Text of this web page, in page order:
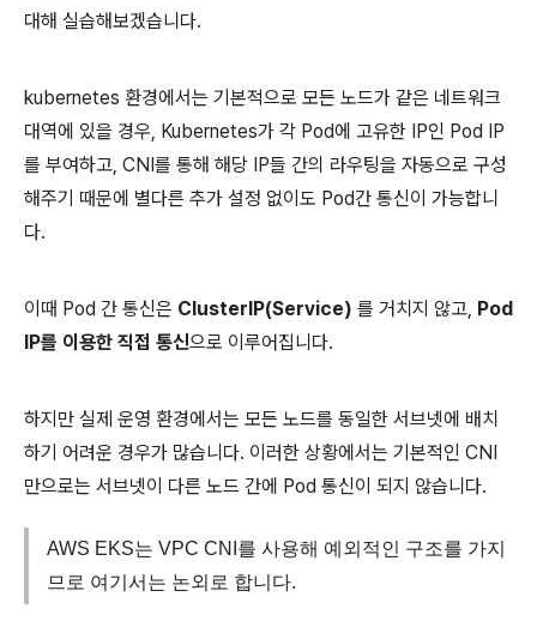
대해 실습해보겠습니다.
kubernetes 환경에서는 기본적으로 모든 노드가 같은 네트워크
대역에 있을 경우, Kubernetes가 각 Pod에 고유한 IP인 Pod IP
를 부여하고, CNI를 통해 해당 IP들 간의 라우팅을 자동으로 구성
해주기 때문에 별다른 추가 설정 없이도 Pod간 통신이 가능합니
다.
이때 Pod 간 통신은 ClusterIP(Service) 를 거치지 않고, Pod
IP를 이용한 직접 통신으로 이루어집니다.
하지만 실제 운영 환경에서는 모든 노드를 동일한 서브넷에 배치
하기 어려운 경우가 많습니다. 이러한 상황에서는 기본적인 CNI
만으로는 서브넷이 다른 노드 간에 Pod 통신이 되지 않습니다.
AWS EKS는 VPC CNI를 사용해 예외적인 구조를 가지
므로 여기서는 논외로 합니다.